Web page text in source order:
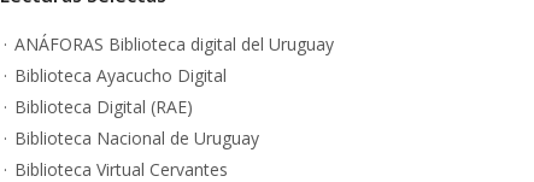
ANÁFORAS Biblioteca digital del Uruguay
Biblioteca Ayacucho Digital
Biblioteca Digital (RAE)
Biblioteca Nacional de Uruguay
Biblioteca Virtual Cervantes